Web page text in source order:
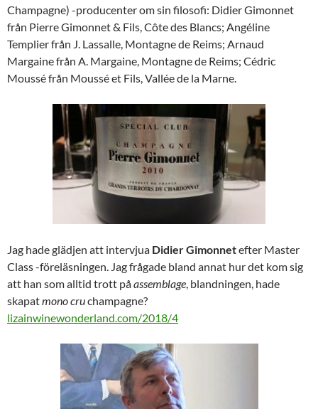
Champagne) -producenter om sin filosofi: Didier Gimonnet
från Pierre Gimonnet & Fils, Côte des Blancs; Angéline
Templier från J. Lassalle, Montagne de Reims; Arnaud
Margaine från A. Margaine, Montagne de Reims; Cédric
Moussé från Moussé et Fils, Vallée de la Marne.
Jag hade glädjen att intervjua Didier Gimonnetefter Master
Class -föreläsningen. Jag frågade bland annat hur det kom sig
att han som alltid trott påassemblage, blandningen, hade
skapatmonocruchampagne?
lizainwinewonderland.com/2018/4